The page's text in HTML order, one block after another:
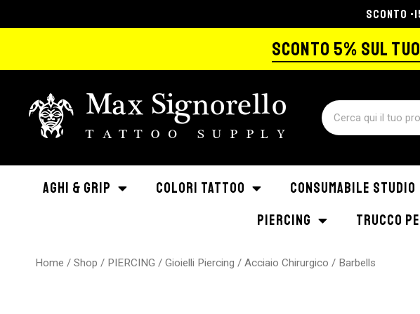
SCONTO 5% SUL
AGHI & GRIP COLORI TATTOO CONSUMABILE STUDIO
PIERCING
TRUCCO
Home /Shop / PIERCING /Gioielli Piercing /Acciaio Chirurgico / Barbells